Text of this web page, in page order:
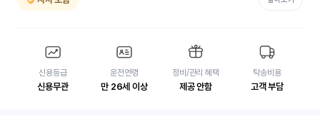
신용등급
신용무관
운전연령
만 26세 이상
정비/관리 혜택
제공 안함
탁송비용
고객 부담